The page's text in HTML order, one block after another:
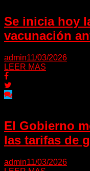
Se inicia hoy
vacunación
admin11/03/2026
LEER MAS
El Gobierno
las tarifas de
admin11/03/2026